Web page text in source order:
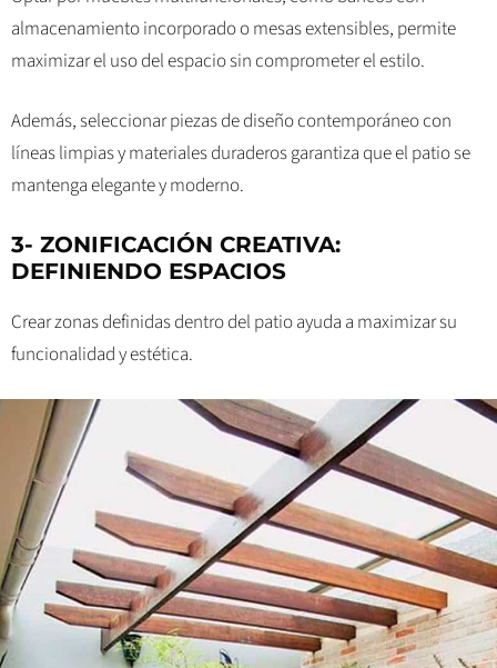
almacenamiento incorporado o mesas extensibles, permite
maximizar el uso del espacio sin comprometer el estilo.
Además, seleccionar piezas de diseño contemporáneo con
líneas limpias y materiales duraderos garantiza que el patio se
mantenga elegante y moderno.
3- ZONIFICACIÓN CREATIVA:
DEFINIENDO ESPACIOS
Crear zonas definidas dentro del patio ayuda a maximizar su
funcionalidad y estética.